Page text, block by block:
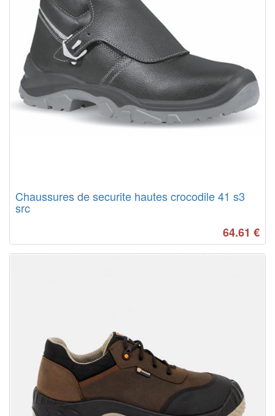
Chaussures de securite hautes crocodile 41 s3
src
64.61 €